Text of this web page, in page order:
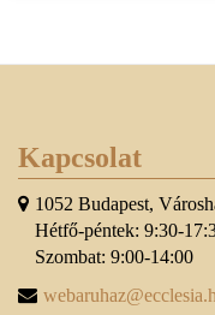
Kapcsolat
1052 Budapest,
Hétfő-péntek: 9:30-
Szombat: 9:00-14:00